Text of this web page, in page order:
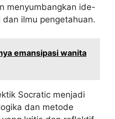
menyumbangkan ide-
ilmu pengetahuan.
emansipasi wanita
Socratic menjadi
dan metode